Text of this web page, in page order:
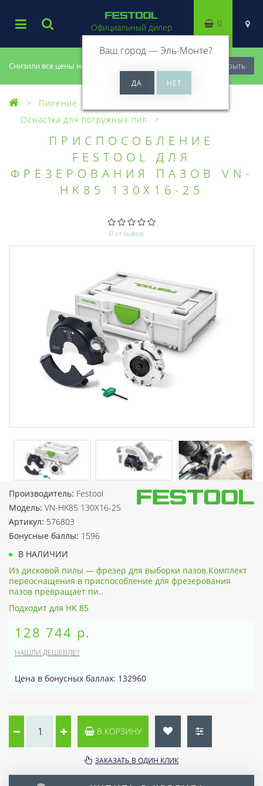
Снизили все цены на 20%, успей купить! Закрыть
Официальный дилер
Ваш город —Эль-Монте?
0
Пиление
Оснастка для погружных пил
ПРИСПОСОБЛЕНИЕ
FESTOOL ДЛЯ
ФРЕЗЕРОВАНИЯ ПАЗОВ VN-
HK85 130X16-25
0 отзывов
Производитель: Festool
Модель: VN-HK85 130X16-25
Артикул: 576803
Бонусные баллы: 1596
В НАЛИЧИИ
Из дисковой пилы — фрезер для выборки пазов.Комплект
переоснащения в приспособление для фрезерования
пазов превращает пи..
Подходит для HK 85
128 744 р.
НАШЛИ ДЕШЕВЛЕ?
Цена в бонусных баллах: 132960
В КОРЗИНУ
ЗАКАЗАТЬ В ОДИН КЛИК